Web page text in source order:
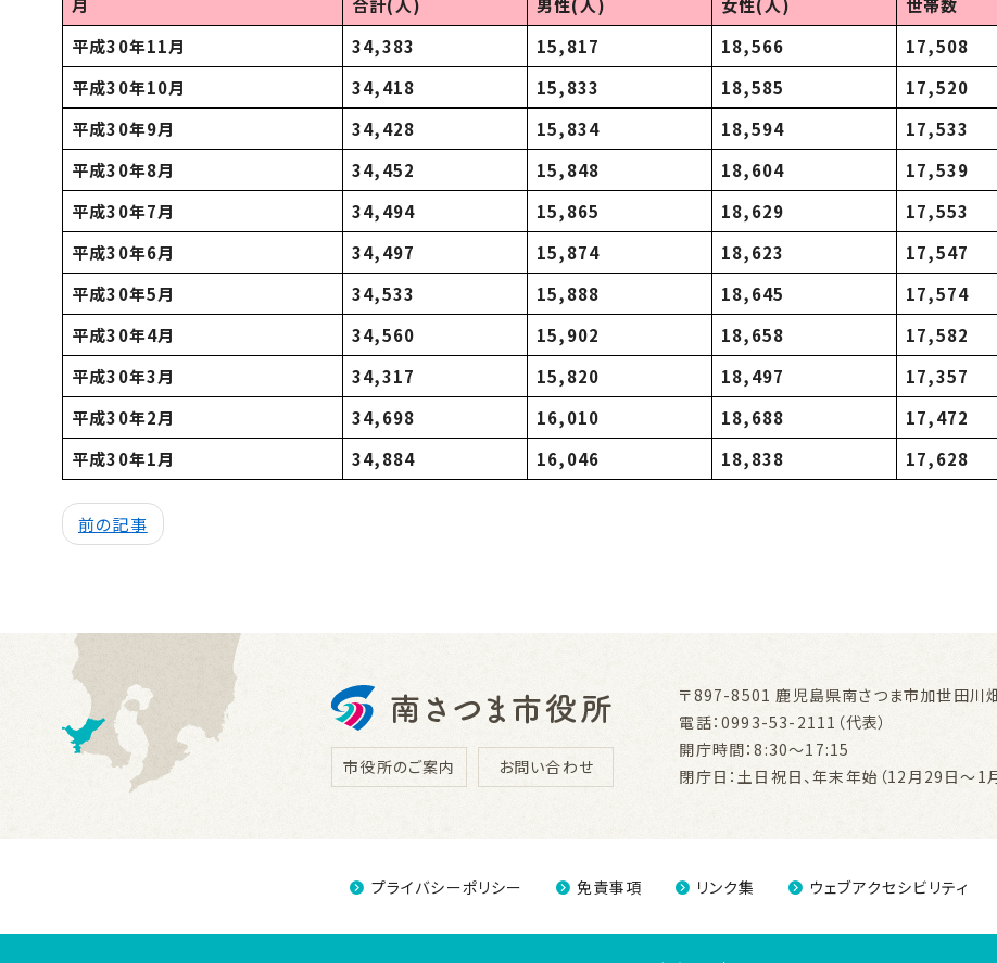
月 合計(人) 男性(人) 女性(人)
世帯数
平成30年11月
34,383 15,817 18,566
17,508
平成30年10月
34,418 15,833 18,585
17,520
平成30年9月
34,428 15,834 18,594
17,533
平成30年8月
34,452 15,848 18,604
17,539
平成30年7月
34,494 15,865 18,629
17,553
平成30年6月
34,497 15,874 18,623
17,547
平成30年5月
34,533 15,888 18,645
17,574
平成30年4月
34,560 15,902 18,658
17,582
平成30年3月
34,317 15,820 18,497
17,357
平成30年2月
34,698 16,010 18,688
17,472
平成30年1月
34,884 16,046 18,838 17,628
前の記事
市役所のご案内 お問い合わせ
〒897-8501鹿児島県南さつま市加世田川
電話：0993-53-2111（代表）
開庁時間：8:30～17:15
閉庁日：土日祝日、年末年始（12月29日～1
プライバシーポリシー 免責事項 リンク集 ウェブアクセシビリティ